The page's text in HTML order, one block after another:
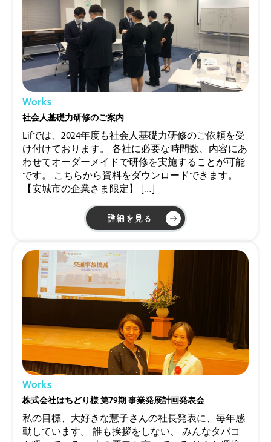
Works
社会人基礎力研修のご案内
Lifでは、2024年度も社会人基礎力研修のご依頼を受
け付けております。 各社に必要な時間数、内容にあ
わせてオーダーメイドで研修を実施することが可能
です。 こちらから資料をダウンロードできます。
【安城市の企業さま限定】 […]
詳細を見る
Works
株式会社はちどり様 第79期 事業発展計画発表会
私の目標、大好きな慧子さんの社長発表に、毎年感
動しています。 誰も挨拶をしない、 みんなタバコ